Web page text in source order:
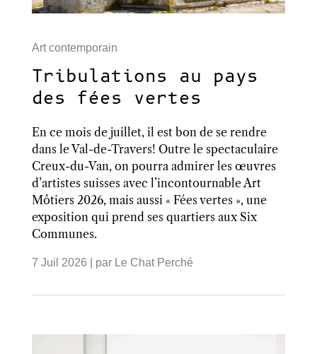
Art contemporain
Tribulations au pays
des fées vertes
En ce mois de juillet, il est bon de se rendre
dans le Val-de-Travers! Outre le spectaculaire
Creux-du-Van, on pourra admirer les œuvres
d’artistes suisses avec l’incontournable Art
Môtiers 2026, mais aussi « Fées vertes », une
exposition qui prend ses quartiers aux Six
Communes.
7 Juil 2026 | par Le Chat Perché